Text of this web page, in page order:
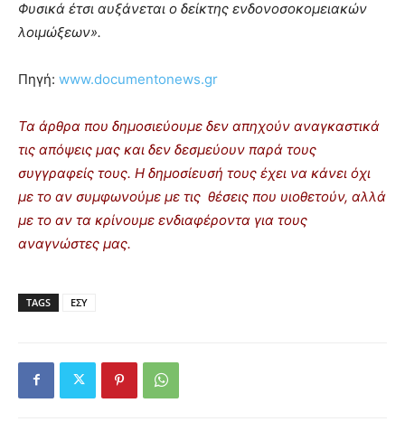
Φυσικά έτσι αυξάνεται ο δείκτης ενδονοσοκομειακών
λοιμώξεων».
Πηγή: www.documentonews.gr
Τα άρθρα που δημοσιεύουμε δεν απηχούν αναγκαστικά
τις απόψεις μας και δεν δεσμεύουν παρά τους
συγγραφείς τους. Η δημοσίευσή τους έχει να κάνει όχι
με το αν συμφωνούμε με τις θέσεις που υιοθετούν, αλλά
με το αν τα κρίνουμε ενδιαφέροντα για τους
αναγνώστες μας.
TAGS ΕΣΥ